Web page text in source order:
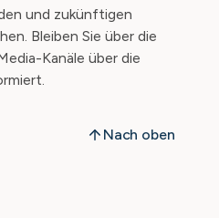
und zukünftigen
Bleiben Sie über die
Kanäle über die
Nach oben